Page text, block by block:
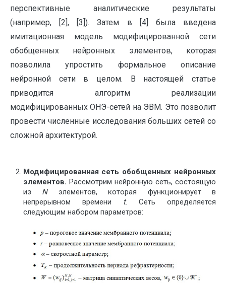
перспективные аналитические результаты
(например, [2], [3]). Затем в [4] была введена
имитационная модель модифицированной сети
обобщенных нейронных элементов, которая
позволила упростить формальное описание
нейронной сети в целом. В настоящей статье
приводится алгоритм реализации
модифицированных ОНЭ-сетей на ЭВМ. Это позволит
провести численные исследования больших сетей со
сложной архитектурой.
Модифицированная сеть обобщенных нейронных
элементов. Рассмотрим нейронную сеть, состоящую
из Nэлементов, которая функционирует в
непрерывном времени
t. Сеть определяется
следующим набором параметров: